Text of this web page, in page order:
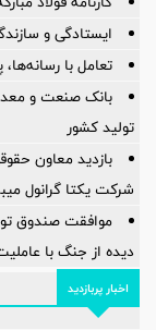
ایستادگی و
تعامل با
بانک صنعت و
تولید کشور
بازدید معاون
شرکت یکتا گرانول
موافقت صندوق
دیده از جنگ با
اخبار پربازدید